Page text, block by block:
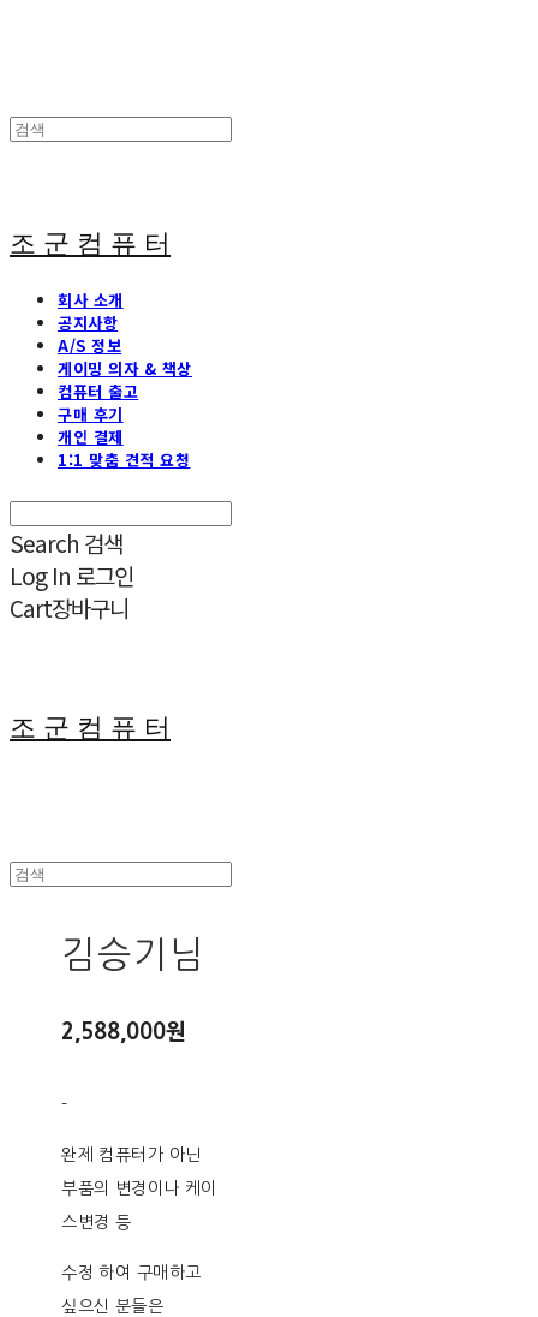
조 군 컴 퓨 터
회사 소개
공지사항
A/S 정보
게이밍 의자 & 책상
컴퓨터 출고
구매 후기
개인 결제
1:1 맞춤 견적 요청
Search 검색
Log In 로그인
Cart장바구니
조 군 컴 퓨 터
김승기님
2,588,000원
-
완제 컴퓨터가 아닌
부품의 변경이나 케이
스변경 등
수정 하여 구매하고
싶으신 분들은